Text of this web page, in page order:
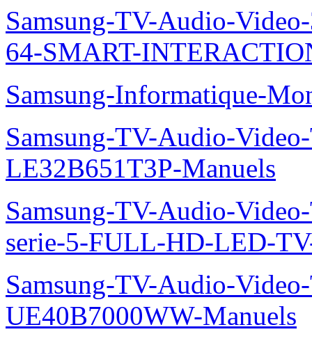
Samsung-TV-Audio-
64-SMART-
Samsung-Informatique-
Samsung-TV-Audio-
LE32B651T3P-Manuels
Samsung-TV-Audio-
serie-5-FULL-HD-LED-
Samsung-TV-Audio-
UE40B7000WW-Manuels